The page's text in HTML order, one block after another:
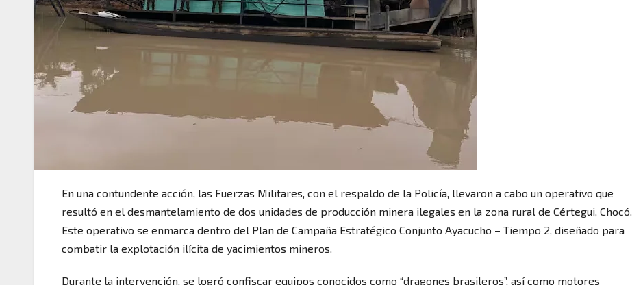
En una contundente acción, las Fuerzas Militares, con el respaldo de la Policía, llevaron a cabo un operativo que
resultó en el desmantelamiento de dos unidades de producción minera ilegales en la zona rural de Cértegui, Chocó.
Este operativo se enmarca dentro del Plan de Campaña Estratégico Conjunto Ayacucho – Tiempo 2, diseñado para
combatir la explotación ilícita de yacimientos mineros.
Durante la intervención, se logró confiscar equipos conocidos como “dragones brasileros”, así como motores